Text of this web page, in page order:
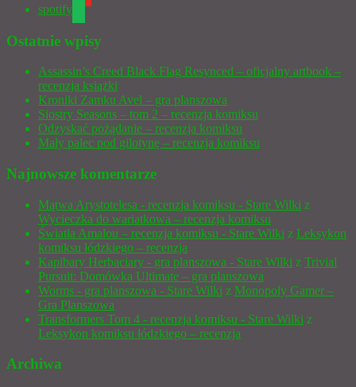
spotify
Ostatnie wpisy
Assassin’s Creed Black Flag Resynced – oficjalny artbook –
recenzja książki
Kroniki Zamku Avel – gra planszowa
Siostry Seasons – tom 2 – recenzja komiksu
Odzyskać pożądanie – recenzja komiksu
Mały palec pod gilotynę – recenzja komiksu
Najnowsze komentarze
Mątwa Arystotelesa - recenzja komiksu - Stare Wilki z
Wycieczka do wariatkowa – recenzja komiksu
Światła Amalou – recenzja komiksu - Stare Wilki z Leksykon
komiksu łódzkiego – recenzja
Kapibary Herbaciary - gra planszowa - Stare Wilki z Trivial
Pursuit: Domówka Ultimate – gra planszowa
Worms - gra planszowa - Stare Wilki z Monopoly Gamer –
Gra Planszowa
Transformers Tom 4 - recenzja komiksu - Stare Wilki z
Leksykon komiksu łódzkiego – recenzja
Archiwa